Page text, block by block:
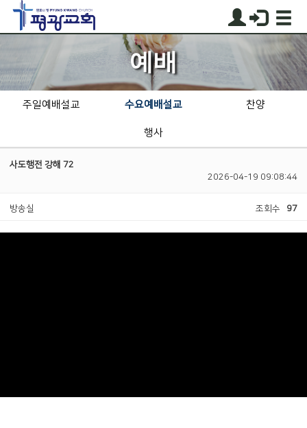
예배
주일예배설교 수요예배설교 찬양
행사
사도행전 강해 72
2026-04-19 09:08:44
방송실 조회수 97